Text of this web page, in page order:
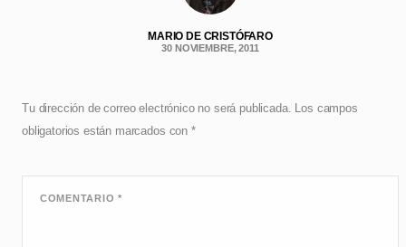
MARIO DE CRISTÓFARO
30 NOVIEMBRE, 2011
Tu dirección de correo electrónico no será publicada. Los campos
obligatorios están marcados con *
COMENTARIO*